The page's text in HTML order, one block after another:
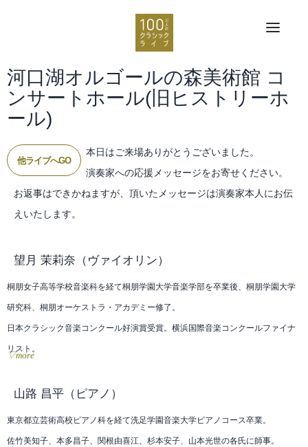
河口湖オルゴールの森美術館 コ
ンサートホール(旧ヒストリーホ
ール)
他ライブへGO
本日はご来場ありがとうございました。
演奏家への応援メッセージをお寄せください。
お返事はできかねますが、頂いたメッセージは演奏家本人にお伝
えいたします。
望月 茉莉奈 （ヴァイオリン）
桐朋女子高等学校音楽科を経て桐朋学園大学音楽学部を卒業後、桐朋学園大学
研究科、桐朋オーケストラ・アカデミー修了。
日本クラシック音楽コンクール好演賞受賞。横浜国際音楽コンクールファイナ
リスト。
国内外多数の演奏家、団体と共演している。
▽more
山路 昌平 （ピアノ）
東京都立芸術高校ピアノ科を経て洗足学園音楽大学ピアノコース卒業。
佐竹美知子、本多昌子、関根由喜江、杉本安子、山本光世の各氏に師事。